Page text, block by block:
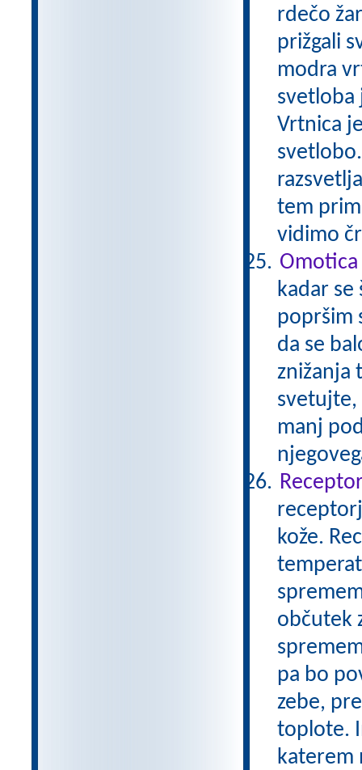
rdečo
prižgali
modra
svetloba
Vrtnica
tem
vidimo
kadar se
popršim
da se
znižanja
svetujte,
manj
kože.
občutek
pa bo
zebe,
toplote.
katerem